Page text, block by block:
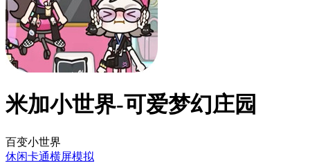
米加小世界-可爱梦幻庄园
百变小世界
休闲卡通横屏模拟